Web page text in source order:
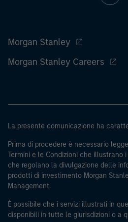
Morgan Stanley
Morgan Stanley Careers
La presente comunicazione ha
Prima di procedere è necessario
Termini e le Condizioni che illustrano
che regolano la divulgazione delle
prodotti di investimento Morgan
Management.
È possibile che i servizi illustrati in
disponibili in tutte le giurisdizioni o a